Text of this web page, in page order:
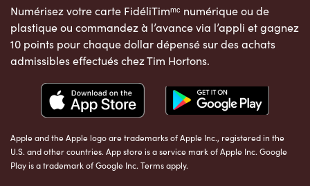
Numérisez votre carte FidéliTimᵐᶜ numérique ou de
plastique ou commandez à l’avance via l’appli et gagnez
10 points pour chaque dollar dépensé sur des achats
admissibles effectués chez Tim Hortons.
Apple and the Apple logo are trademarks of Apple Inc., registered in the
U.S. and other countries. App store is a service mark of Apple Inc. Google
Play is a trademark of Google Inc. Terms apply.